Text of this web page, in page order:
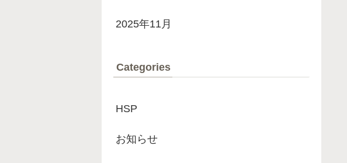
2025年11月
Categories
HSP
お知らせ